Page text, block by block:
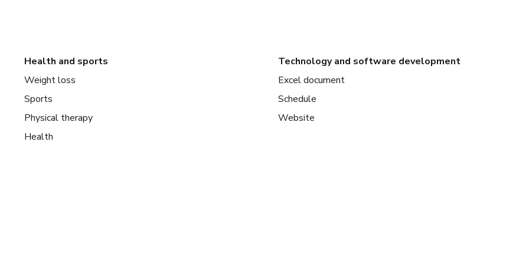
Health and sports
Weight loss
Sports
Physical therapy
Health
Technology and software development
Excel document
Schedule
Website